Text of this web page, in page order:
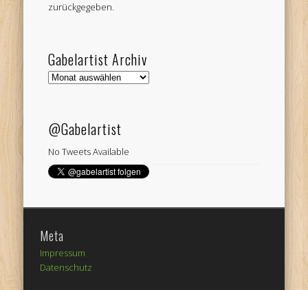
zurückgegeben.
Gabelartist Archiv
Gabelartist
@Gabelartist
No Tweets Available
Meta
Impressum
Datenschutz